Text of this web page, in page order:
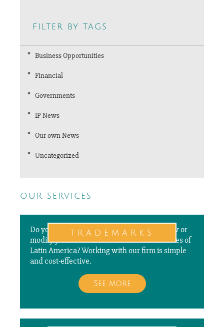
filter by tags
Business Opportunities
Financial
Governments
IP News
Our own News
Uncategorized
our services
trademarks
Do you need to file a new application, renew or
modify your trademarks in different countries of
Latin America? Working with our firm is simple
and cost-effective.
See more